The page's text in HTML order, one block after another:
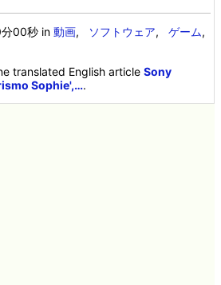
00秒 in動画, ソフトウェア,ゲーム,
translated English articleSony
Sophie',….